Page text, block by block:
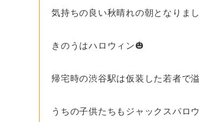
気持ちの良い秋晴れの朝となりま
きのうはハロウィン🎃
帰宅時の渋谷駅は仮装した若者で
うちの子供たちもジャックスパロ